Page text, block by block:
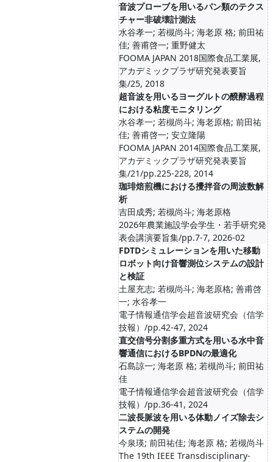
音波プローブを用いるパン類のテクス
チャー非破壊計測法
水谷孝一; 若槻尚斗; 海老原 格; 前田祐
佳; 善甫啓一; 重野健太
FOOMA JAPAN 2018国際食品工業展,
アカデミックプラザ研究発表要旨
集/25, 2018
超音波を用いるヨーグルトの醗酵過程
における粘度モニタリング
水谷孝一; 若槻尚斗; 海老原格; 前田祐
佳; 善甫啓一; 安立隆陽
FOOMA JAPAN 2014国際食品工業展,
アカデミックプラザ研究発表要旨
集/21/pp.225-228, 2014
珈琲焙煎機における攪拌音の周波数解
析
吉田成秀; 若槻尚斗; 海老原格
2026年農業施設学会学生・若手研究発
表会講演要旨集/pp.7-7, 2026-02
FDTDシミュレーションを用いた移動
ロボット向け音響測位システムの設計
と検証
土屋充志; 若槻尚斗; 海老原格; 善甫啓
一; 水谷孝一
電子情報通信学会超音波研究会（信学
技報）/pp.42-47, 2024
直交信号分割多重方式を用いる水中音
響通信におけるBPDNの最適化
石島諒一; 海老原 格; 若槻尚斗; 前田祐
佳
電子情報通信学会超音波研究会（信学
技報）/pp.36-41, 2024
二波長脈波を用いる体動ノイズ除去シ
ステムの開発
今泉瑛; 前田祐佳; 海老原 格; 若槻尚斗
The 19th IEEE Transdisciplinary-